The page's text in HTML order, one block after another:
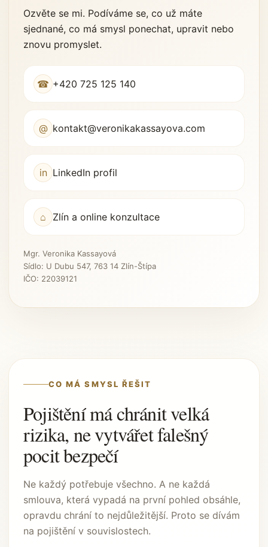
Ozvěte se mi. Podíváme se, co už máte
sjednané, co má smysl ponechat, upravit nebo
znovu promyslet.
☎ +420 725 125 140
@ kontakt@veronikakassayova.com
in LinkedIn profil
⌂ Zlín a online konzultace
Mgr. Veronika Kassayová
Sídlo: U Dubu 547, 763 14 Zlín-Štípa
IČO: 22039121
CO MÁ SMYSL ŘEŠIT
Pojištění má chránit velká
rizika, ne vytvářet falešný
pocit bezpečí
Ne každý potřebuje všechno. A ne každá
smlouva, která vypadá na první pohled obsáhle,
opravdu chrání to nejdůležitější. Proto se dívám
na pojištění v souvislostech.